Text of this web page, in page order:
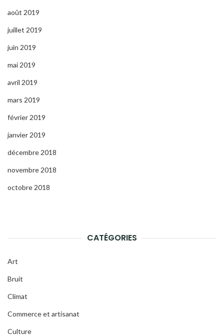
août 2019
juillet 2019
juin 2019
mai 2019
avril 2019
mars 2019
février 2019
janvier 2019
décembre 2018
novembre 2018
octobre 2018
CATÉGORIES
Art
Bruit
Climat
Commerce et artisanat
Culture